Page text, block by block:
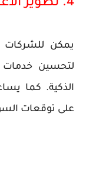
4. تطوير الأعمال
يمكن للشركات
لتحسين خدمات
الذكية. كما
على توقعات